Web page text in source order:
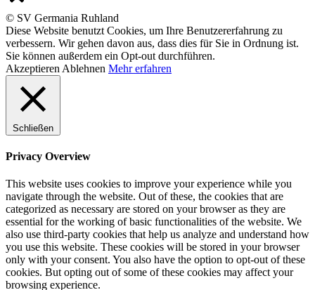
© SV Germania Ruhland
Diese Website benutzt Cookies, um Ihre Benutzererfahrung zu
verbessern. Wir gehen davon aus, dass dies für Sie in Ordnung ist.
Sie können außerdem ein Opt-out durchführen.
Akzeptieren Ablehnen Mehr erfahren
Schließen
Privacy Overview
This website uses cookies to improve your experience while you
navigate through the website. Out of these, the cookies that are
categorized as necessary are stored on your browser as they are
essential for the working of basic functionalities of the website. We
also use third-party cookies that help us analyze and understand how
you use this website. These cookies will be stored in your browser
only with your consent. You also have the option to opt-out of these
cookies. But opting out of some of these cookies may affect your
browsing experience.